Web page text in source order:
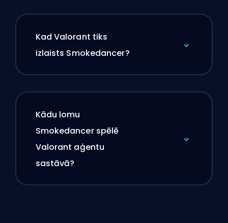
Kad Valorant tiks
izlaists Smokedancer?
Kādu lomu
Smokedancer spēlē
Valorant aģentu
sastāvā?